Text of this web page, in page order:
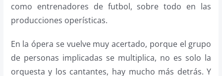
como entrenadores de futbol, sobre todo en las
producciones operísticas.
En la ópera se vuelve muy acertado, porque el grupo
de personas implicadas se multiplica, no es solo la
orquesta y los cantantes, hay mucho más detrás. Y